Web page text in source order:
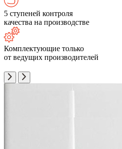
5 ступеней контроля
качества на производстве
Комплектующие только
от ведущих производителей